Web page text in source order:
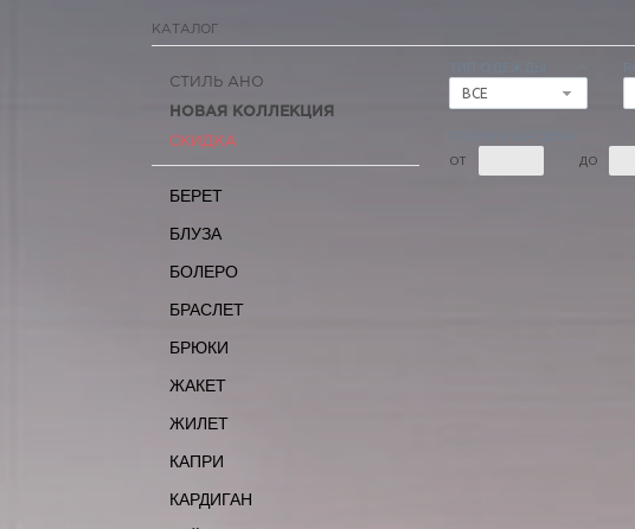
КАТАЛОГ
ВСЕ
ОТ ДО
СТИЛЬ АНО
НОВАЯ КОЛЛЕКЦИЯ
СКИДКА
БЕРЕТ
БЛУЗА
БОЛЕРО
БРАСЛЕТ
БРЮКИ
ЖАКЕТ
ЖИЛЕТ
КАПРИ
КАРДИГАН